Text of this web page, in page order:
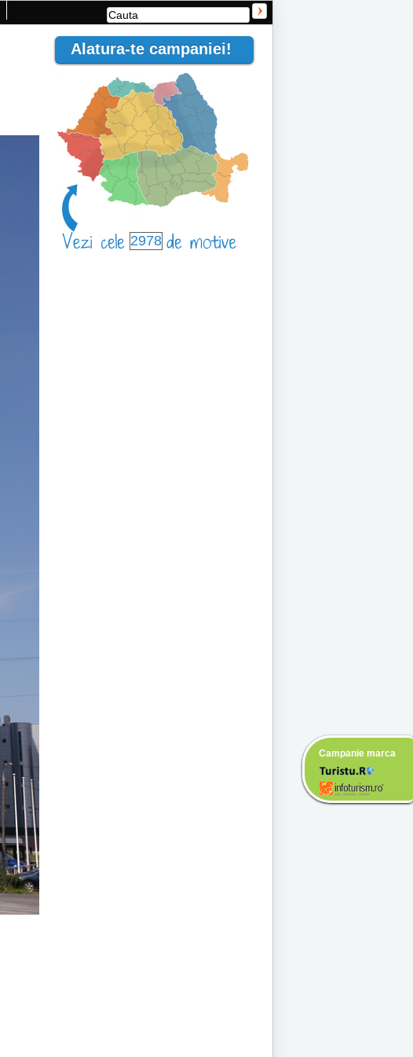
Campanie marca
Alatura-te campaniei!
2978